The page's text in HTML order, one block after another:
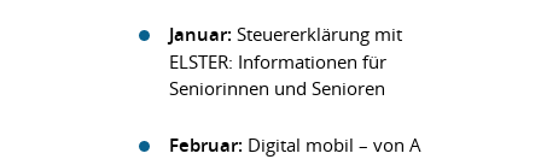
Januar: Steuererklärung mit
ELSTER: Informationen für
Seniorinnen und Senioren
Februar: Digital mobil – von A